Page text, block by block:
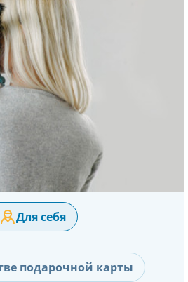
Для себя
подарочной карты